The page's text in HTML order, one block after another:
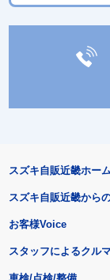
スズキ自販近畿ホー
スズキ自販近畿から
お客様Voice
スタッフによるクル